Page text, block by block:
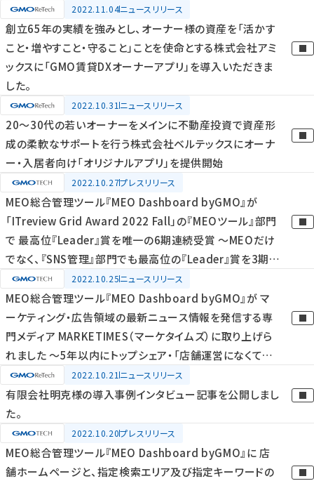
験と対応のカギ～2022.11.04ニュースリリース
創立65年の実績を強みとし、オーナー様の資産を「活かす
こと・増やすこと・守ること」ことを使命とする株式会社アミ
ックスに「GMO賃貸DXオーナーアプリ」を導入いただきま
した。
2022.10.31ニュースリリース
20〜30代の若いオーナーをメインに不動産投資で資産形
成の柔軟なサポートを行う株式会社ベルテックスにオーナ
ー・入居者向け「オリジナルアプリ」を提供開始
2022.10.27プレスリリース
MEO総合管理ツール『MEO Dashboard byGMO』が
「ITreview Grid Award 2022 Fall」の『MEOツール』部門
で 最高位『Leader』賞を唯一の6期連続受賞 ～MEOだけ
でなく、『SNS管理』部門でも最高位の『Leader』賞を3期連
続受賞～
2022.10.25ニュースリリース
MEO総合管理ツール『MEO Dashboard byGMO』が マ
ーケティング・広告領域の最新ニュース情報を発信する専
門メディア MARKETIMES（マーケタイムズ）に取り上げら
れました ～5年以内にトップシェア・「店舗運営になくては
ならないツール」へ～
2022.10.21ニュースリリース
有限会社明克様の導入事例インタビュー記事を公開しまし
た。
2022.10.20プレスリリース
MEO総合管理ツール『MEO Dashboard byGMO』に 店
舗ホームページと、指定検索エリア及び指定キーワードの